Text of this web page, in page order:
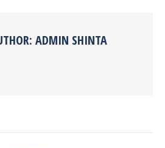
ADMIN SHINTA